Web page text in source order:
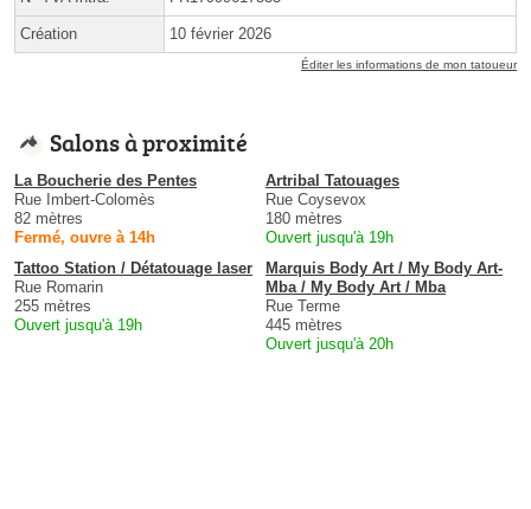
Création 10 février 2026
Éditer les informations de mon tatoueur
Salons à proximité
La Boucherie des Pentes
Rue Imbert-Colomès
82 mètres
Fermé, ouvre à 14h
Artribal Tatouages
Rue Coysevox
180 mètres
Ouvert jusqu'à 19h
Tattoo Station / Détatouage laser
Rue Romarin
255 mètres
Ouvert jusqu'à 19h
Marquis Body Art / My Body Art-
Mba / My Body Art / Mba
Rue Terme
445 mètres
Ouvert jusqu'à 20h